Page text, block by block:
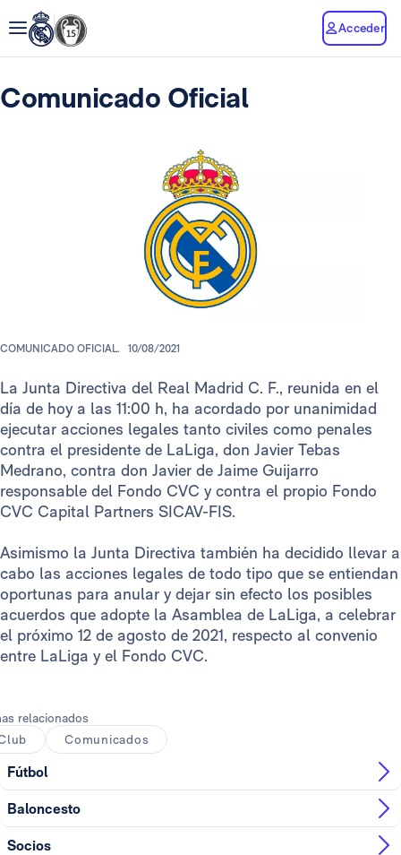
Acceder
Comunicado Oficial
COMUNICADO OFICIAL. 10/08/2021
La Junta Directiva del Real Madrid C. F., reunida en el
día de hoy a las 11:00 h, ha acordado por unanimidad
ejecutar acciones legales tanto civiles como penales
contra el presidente de LaLiga, don Javier Tebas
Medrano, contra don Javier de Jaime Guijarro
responsable del Fondo CVC y contra el propio Fondo
CVC Capital Partners SICAV-FIS.
Asimismo la Junta Directiva también ha decidido llevar a
cabo las acciones legales de todo tipo que se entiendan
oportunas para anular y dejar sin efecto los posibles
acuerdos que adopte la Asamblea de LaLiga, a celebrar
el próximo 12 de agosto de 2021, respecto al convenio
entre LaLiga y el Fondo CVC.
relacionados
Comunicados
Fútbol
Baloncesto
Socios